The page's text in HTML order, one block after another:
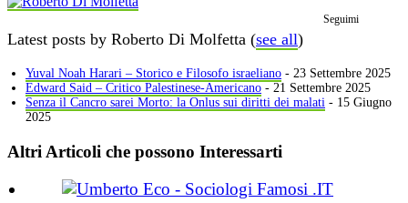
Seguimi
Latest posts by Roberto Di Molfetta (see all)
Yuval Noah Harari – Storico e Filosofo israeliano - 23 Settembre 2025
Edward Said – Critico Palestinese-Americano - 21 Settembre 2025
Senza il Cancro sarei Morto: la Onlus sui diritti dei malati - 15 Giugno
2025
Altri Articoli che possono Interessarti